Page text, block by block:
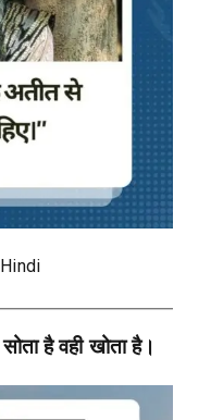
है वही खोता है।